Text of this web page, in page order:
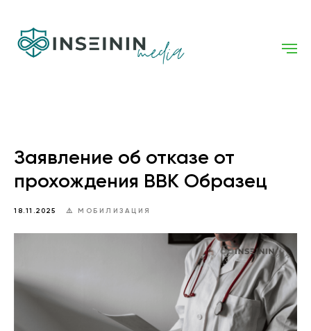
Заявление об отказе от
прохождения ВВК Образец
18.11.2025 ⚠️ МОБИЛИЗАЦИЯ